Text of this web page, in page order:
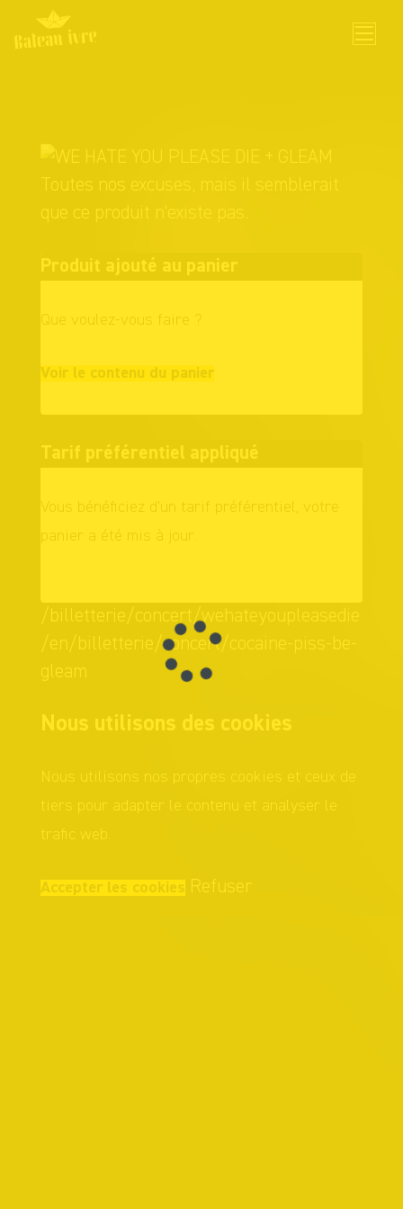
content
Toutes nos excuses, mais il semblerait
que ce produit n'existe pas.
Produit ajouté au panier
Que voulez-vous faire ?
Voir le contenu du panier
Tarif préférentiel appliqué
Vous bénéficiez d'un tarif préférentiel, votre
panier a été mis à jour.
/billetterie/concert/wehateyoupleasedie
/en/billetterie/concert/cocaine-piss-be-
gleam
Nous utilisons des cookies
Nous utilisons nos propres cookies et ceux de
tiers pour adapter le contenu et analyser le
trafic web.
Accepter les cookies Refuser